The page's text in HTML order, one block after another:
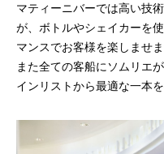
マティーニバーでは高い技
が、ボトルやシェイカーを
マンスでお客様を楽しませま
また全ての客船にソムリエ
インリストから最適な一本